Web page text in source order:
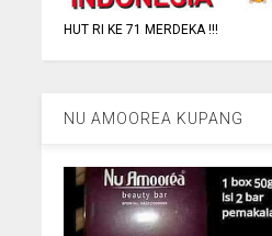
HUT RI KE 71 MERDEKA !!!
NU AMOOREA KUPANG